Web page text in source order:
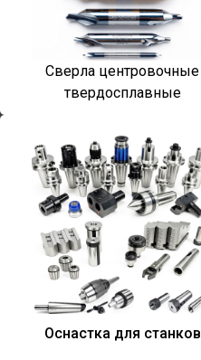
Сверла центровочные
твердосплавные
Оснастка для станков